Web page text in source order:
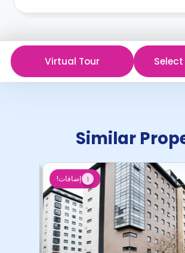
understanding of their cancellation
Virtual Tour
Similar
1 إضافات!